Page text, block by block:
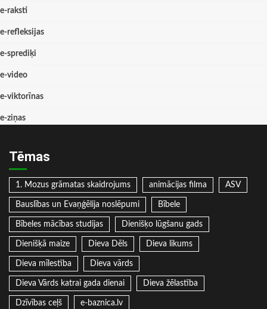
e-raksti
e-refleksijas
e-sprediķi
e-video
e-viktorīnas
e-ziņas
Tēmas
1. Mozus grāmatas skaidrojums animācijas filma ASV
Bauslības un Evaņģēlija noslēpumi Bībele
Bībeles mācības studijas Dienišķo lūgšanu gads
Dienišķā maize Dieva Dēls Dieva likums
Dieva mīlestība Dieva vārds
Dieva Vārds katrai gada dienai Dieva žēlastība
Dzīvības ceļš e-baznica.lv